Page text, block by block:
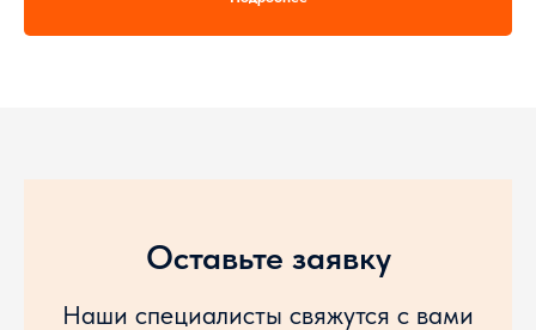
Минимальный дорожный просвет 330 мм,
Оставьте заявку
Наши специалисты свяжутся с вами